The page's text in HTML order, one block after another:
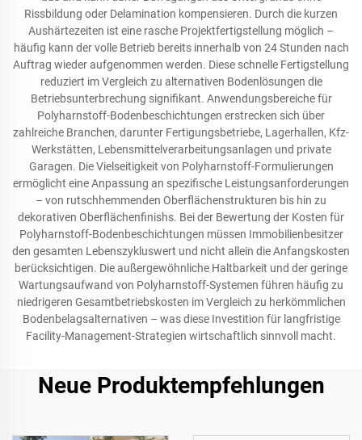
Rissbildung oder Delamination kompensieren. Durch die kurzen
Aushärtezeiten ist eine rasche Projektfertigstellung möglich –
häufig kann der volle Betrieb bereits innerhalb von 24 Stunden nach
Auftrag wieder aufgenommen werden. Diese schnelle Fertigstellung
reduziert im Vergleich zu alternativen Bodenlösungen die
Betriebsunterbrechung signifikant. Anwendungsbereiche für
Polyharnstoff-Bodenbeschichtungen erstrecken sich über
zahlreiche Branchen, darunter Fertigungsbetriebe, Lagerhallen, Kfz-
Werkstätten, Lebensmittelverarbeitungsanlagen und private
Garagen. Die Vielseitigkeit von Polyharnstoff-Formulierungen
ermöglicht eine Anpassung an spezifische Leistungsanforderungen
– von rutschhemmenden Oberflächenstrukturen bis hin zu
dekorativen Oberflächenfinishs. Bei der Bewertung der Kosten für
Polyharnstoff-Bodenbeschichtungen müssen Immobilienbesitzer
den gesamten Lebenszykluswert und nicht allein die Anfangskosten
berücksichtigen. Die außergewöhnliche Haltbarkeit und der geringe
Wartungsaufwand von Polyharnstoff-Systemen führen häufig zu
niedrigeren Gesamtbetriebskosten im Vergleich zu herkömmlichen
Bodenbelagsalternativen – was diese Investition für langfristige
Facility-Management-Strategien wirtschaftlich sinnvoll macht.
Neue Produktempfehlungen